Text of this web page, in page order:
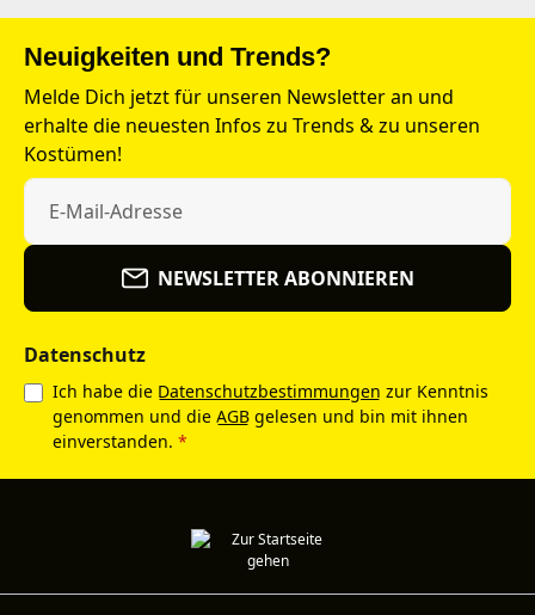
Neuigkeiten und Trends?
Melde Dich jetzt für unseren Newsletter an und
erhalte die neuesten Infos zu Trends & zu unseren
Kostümen!
NEWSLETTER ABONNIEREN
Datenschutz
Ich habe die Datenschutzbestimmungen zur Kenntnis
genommen und die AGB gelesen und bin mit ihnen
einverstanden. *